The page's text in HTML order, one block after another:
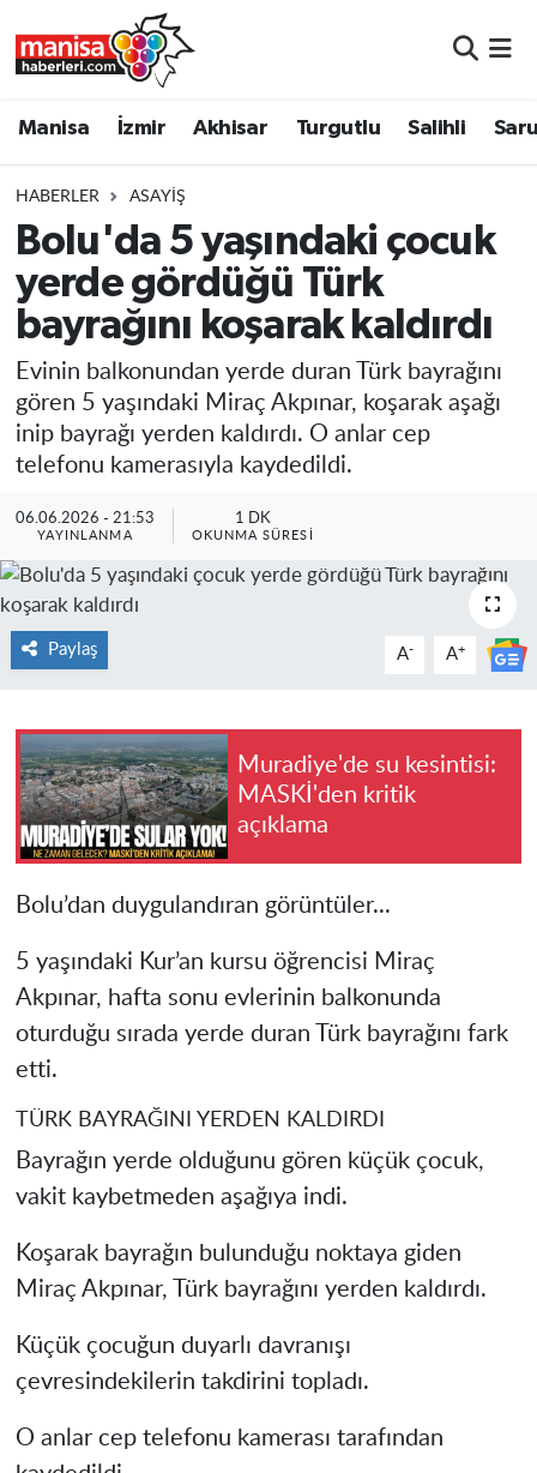
Manisa İzmir Akhisar Turgutlu Salihli
HABERLER ASAYIŞ
Bolu'da 5 yaşındaki çocuk
yerde gördüğü Türk
bayrağını koşarak kaldırdı
Evinin balkonundan yerde duran Türk bayrağını
gören 5 yaşındaki Miraç Akpınar, koşarak aşağı
inip bayrağı yerden kaldırdı. O anlar cep
telefonu kamerasıyla kaydedildi.
06.06.2026 - 21:53
YAYINLANMA
1 DK
OKUNMA SÜRESI
Paylaş A- A+
Muradiye'de su kesintisi:
MASKİ'den kritik
açıklama
Bolu’dan duygulandıran görüntüler...
5 yaşındaki Kur’an kursu öğrencisi Miraç
Akpınar, hafta sonu evlerinin balkonunda
oturduğu sırada yerde duran Türk bayrağını fark
etti.
TÜRK BAYRAĞINI YERDEN KALDIRDI
Bayrağın yerde olduğunu gören küçük çocuk,
vakit kaybetmeden aşağıya indi.
Koşarak bayrağın bulunduğu noktaya giden
Miraç Akpınar, Türk bayrağını yerden kaldırdı.
Küçük çocuğun duyarlı davranışı
çevresindekilerin takdirini topladı.
O anlar cep telefonu kamerası tarafından
Turgutlu
Salihli
Saruhanlı
Soma
Resmi İlanlar
Manisa Nöbetçi Eczaneler
Manisa Trafik Yoğunluk Haritası
Süper Lig Puan Durumu ve Fikstür
Tüm Manşetler
Son Dakika Haberleri
Haber Arşivi